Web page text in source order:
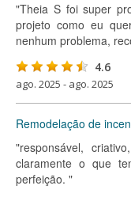
"Theia S foi super
projeto como eu
nenhum problema,
4.6
ago. 2025 - ago. 2025
Remodelação de
"responsável,
claramente o que
perfeição. "